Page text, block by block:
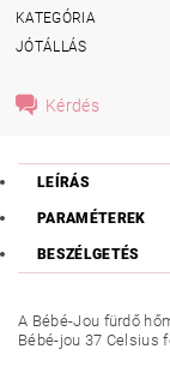
KATEGÓRIA
JÓTÁLLÁS
Kérdés
LEÍRÁS
PARAMÉTEREK
BESZÉLGETÉS
A Bébé-Jou fürdő
Bébé-jou 37 Celsius